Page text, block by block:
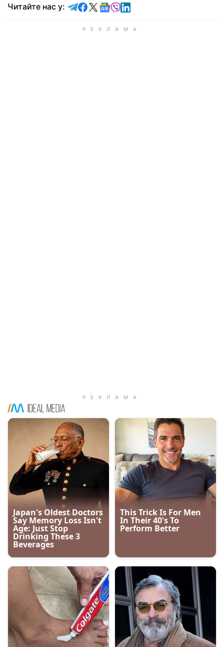
Читайте нас у: Читайте у Telegram
Читайте у Facebook
Читайте у X
Читайте у Google news
Читайте у Viber
Читайте у LinkedIn